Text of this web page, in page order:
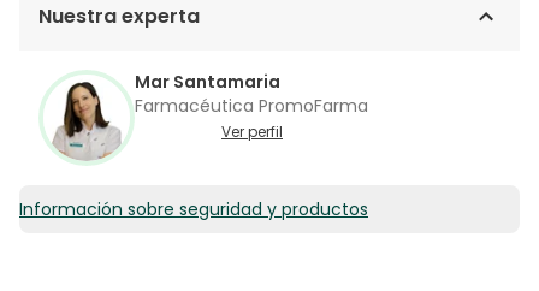
Nuestra experta
Mar Santamaria
Farmacéutica PromoFarma
Ver perfil
Información sobre seguridad y productos